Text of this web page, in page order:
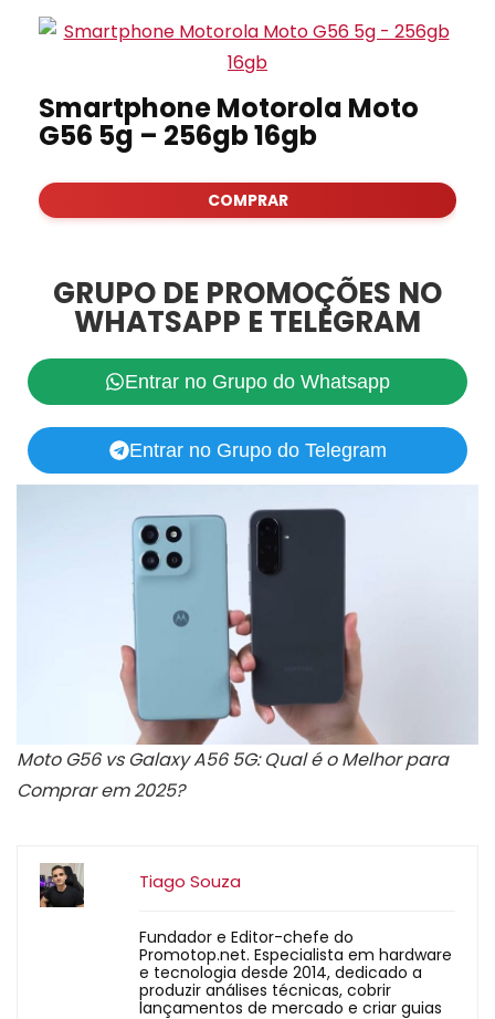
Smartphone Motorola Moto
G56 5g – 256gb 16gb
COMPRAR
GRUPO DE PROMOÇÕES NO
WHATSAPP E TELEGRAM
Entrar no Grupo do Whatsapp
Entrar no Grupo do Telegram
Moto G56 vs Galaxy A56 5G: Qual é o Melhor para
Comprar em 2025?
Tiago Souza
Fundador e Editor-chefe do
Promotop.net. Especialista em hardware
e tecnologia desde 2014, dedicado a
produzir análises técnicas, cobrir
lançamentos de mercado e criar guias